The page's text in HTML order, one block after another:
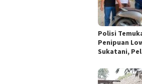
Polisi
Penipuan
Sukatani,